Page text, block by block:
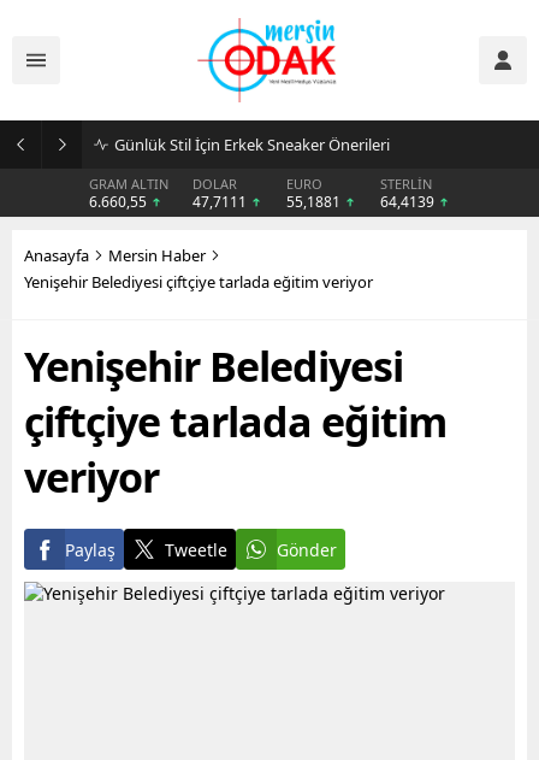
Günlük Stil İçin Erkek Sneaker Önerileri
GRAM ALTIN
6.660,55
DOLAR
47,7111
EURO
55,1881
STERLİN
64,4139
Anasayfa
Mersin Haber
Yenişehir Belediyesi çiftçiye tarlada eğitim veriyor
Yenişehir Belediyesi
çiftçiye tarlada eğitim
veriyor
Paylaş Tweetle Gönder